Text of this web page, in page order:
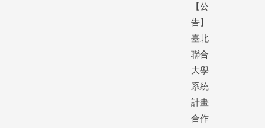
【公
告】
臺北
聯合
大學
系統
計畫
合作